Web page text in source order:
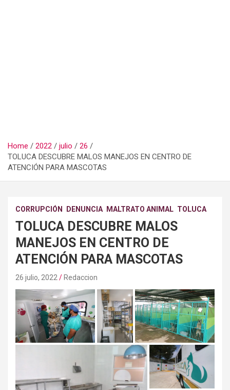
Home 2022 julio
26
TOLUCA DESCUBRE MALOS MANEJOS EN CENTRO DE
ATENCIÓN PARA MASCOTAS
CORRUPCIÓN DENUNCIA MALTRATO ANIMAL TOLUCA
TOLUCA DESCUBRE MALOS
MANEJOS EN CENTRO DE
ATENCIÓN PARA MASCOTAS
26 julio, 2022 Redaccion